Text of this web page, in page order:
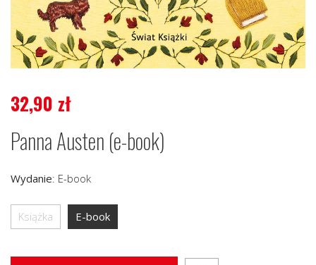
32,90 zł
Panna Austen (e-book)
Wydanie: E-book
Książka E-book